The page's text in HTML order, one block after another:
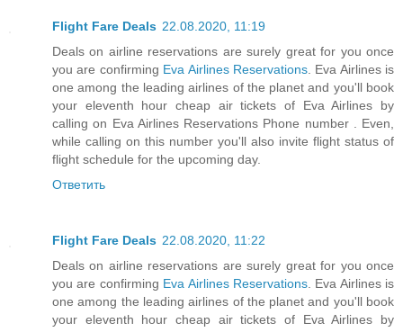
Flight Fare Deals 22.08.2020, 11:19
Deals on airline reservations are surely great for you once
you are confirming Eva Airlines Reservations. Eva Airlines is
one among the leading airlines of the planet and you'll book
your eleventh hour cheap air tickets of Eva Airlines by
calling on Eva Airlines Reservations Phone number . Even,
while calling on this number you'll also invite flight status of
flight schedule for the upcoming day.
Ответить
Flight Fare Deals 22.08.2020, 11:22
Deals on airline reservations are surely great for you once
you are confirming Eva Airlines Reservations. Eva Airlines is
one among the leading airlines of the planet and you'll book
your eleventh hour cheap air tickets of Eva Airlines by